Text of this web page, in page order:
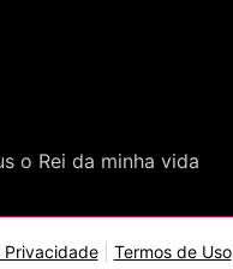
o Rei da minha vida
Privacidade| Termos de Uso